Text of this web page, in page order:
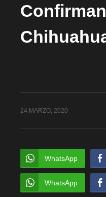
24 MARZO, 2020
WhatsApp
WhatsApp